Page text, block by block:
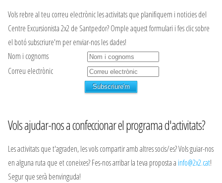
Vols rebre al teu correu electrònic les activitats que planifiquem i noticies del
Centre Excursionista 2x2 de Santpedor? Omple aquest formulari i fes clic sobre
el botó subscriure'm per enviar-nos les dades!
Nom i cognoms
Correu electrònic
Vols ajudar-nos a confeccionar el programa d'activitats?
Les activitats que t'agraden, les vols compartir amb altres socis/es? Vols guiar-nos
en alguna ruta que et coneixes? Fes-nos arribar la teva proposta a info@2x2.cat!
Segur que serà benvinguda!